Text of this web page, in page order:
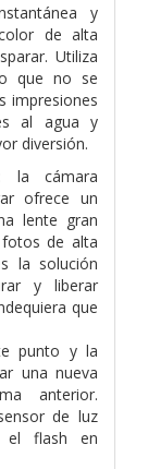
y
de alta
Utiliza
que no se
impresiones
al agua y
diversión.
la cámara
ofrece un
lente gran
de alta
la solución
y liberar
que
punto y la
una nueva
anterior.
de luz
el flash en